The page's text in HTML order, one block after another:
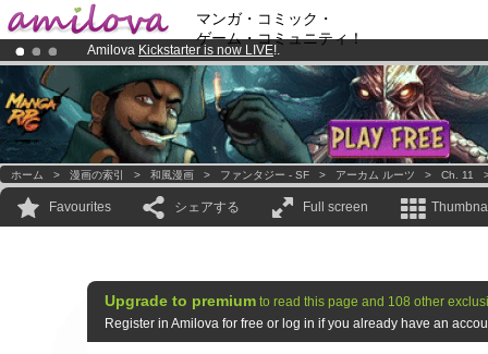
マンガ・コミック・
ゲーム・コミュニティ！
Amilova Kickstarter is now LIVE!.
Already 100000membersand 1000comics & mangas!.
Premium membership from3.95 euros per month !Get membership
ホーム > 漫画の索引 > 和風漫画 > ファンタジー - SF > アーカム ルーツ > Ch. 11
Favourites シェアする Full screen
Upgrade to premium to read this page and 108 other
Register in Amilova for free or log in if you already have an